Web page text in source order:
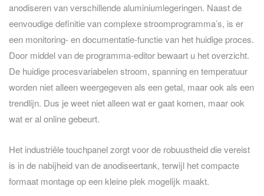
anodiseren van verschillende aluminiumlegeringen. Naast de
eenvoudige definitie van complexe stroomprogramma’s, is er
een monitoring- en documentatie-functie van het huidige proces.
Door middel van de programma-editor bewaart u het overzicht.
De huidige procesvariabelen stroom, spanning en temperatuur
worden niet alleen weergegeven als een getal, maar ook als een
trendlijn. Dus je weet niet alleen wat er gaat komen, maar ook
wat er al online gebeurt.
Het industriële touchpanel zorgt voor de robuustheid die vereist
is in de nabijheid van de anodiseertank, terwijl het compacte
formaat montage op een kleine plek mogelijk maakt.